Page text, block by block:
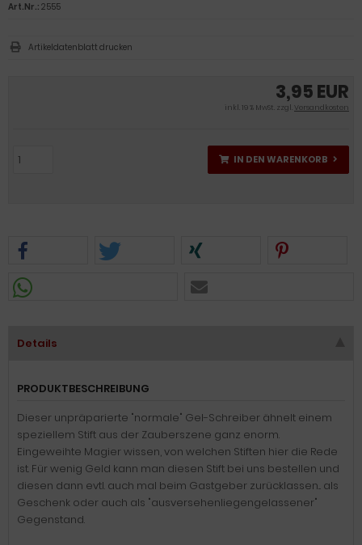
3,95 EUR
inkl. 19 % MwSt. zzgl.Versandkosten
IN DEN WARENKORB
Art.Nr.: 2555
Artikeldatenblatt drucken
Details
PRODUKTBESCHREIBUNG
Dieser unpräparierte "normale" Gel-Schreiber ähnelt einem
speziellem Stift aus der Zauberszene ganz enorm.
Eingeweihte Magier wissen, von welchen Stiften hier die Rede
ist. Für wenig Geld kann man diesen Stift bei uns bestellen und
diesen dann evtl. auch mal beim Gastgeber zurücklassen... als
Geschenk oder auch als "ausversehenliegengelassener"
Gegenstand.